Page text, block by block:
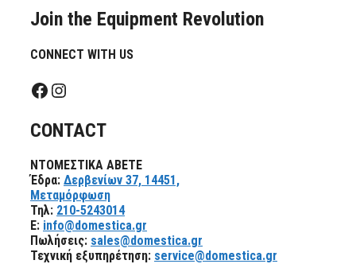
Join the Equipment Revolution
CONNECT WITH US
Facebook
Instagram
CONTACT
ΝΤΟΜΕΣΤΙΚΑ ΑΒΕΤΕ
Έδρα: Δερβενίων 37, 14451,
Μεταμόρφωση
Τηλ: 210-5243014
E: info@domestica.gr
Πωλήσεις: sales@domestica.gr
Τεχνική εξυπηρέτηση: service@domestica.gr